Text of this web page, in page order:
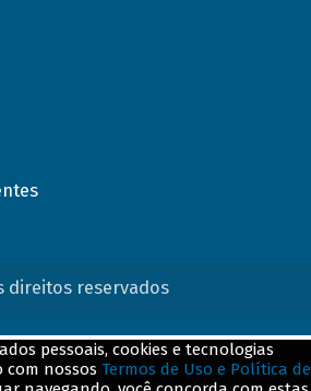
direitos reservados
pessoais, cookies e tecnologias
nossos Termos de Uso e Política de